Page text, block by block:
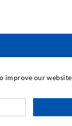
improve our